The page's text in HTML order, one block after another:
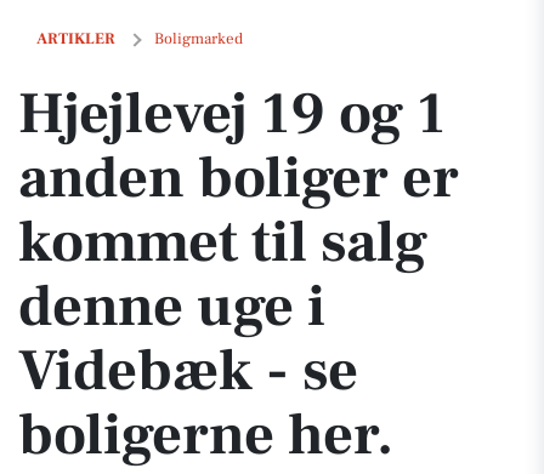
ARTIKLER Boligmarked
Hjejlevej 19 og 1 anden boliger er kommet til salg denne uge i
Hjejlevej 19 og 1
anden boliger er
kommet til salg
denne uge i
Videbæk - se
boligerne her.